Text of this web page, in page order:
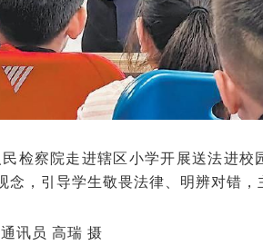
检察院走进辖区小学开展送法进
念，引导学生敬畏法律、明辨对错
讯员 高瑞 摄